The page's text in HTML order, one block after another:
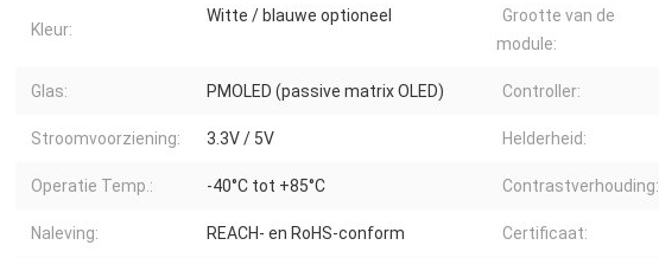
Kleur:
Witte / blauwe optioneel
Grootte van de
module:
Glas: PMOLED (passive matrix OLED) Controller:
Stroomvoorziening: 3.3V / 5V Helderheid:
Operatie Temp.: -40°C tot +85°C Contrastverhouding:
Naleving: REACH- en RoHS-conform Certificaat: